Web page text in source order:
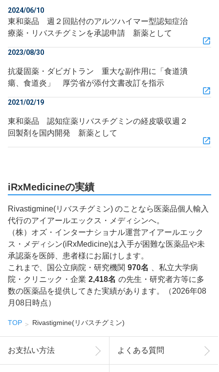
2024/06/10
東和薬品 週２回貼付のアルツハイマー型認知症治
療薬・リバスチグミンを承認申請 新薬として
2023/08/30
抗凝固薬・ダビガトラン 重大な副作用に「食道潰
瘍、食道炎」 厚労省が添付文書改訂を指示
2021/02/19
東和薬品 認知症薬リバスチグミンの経皮吸収週２
回製剤を国内開発 新薬として
iRxMedicineの実績
Rivastigmine(リバスチグミン) のことなら医薬品個人輸入
代行のアイアールエックス・メディシンへ。
（株）オズ・インターナショナル運営アイアールエック
ス・メディシン(iRxMedicine)は入手が困難な医薬品や未
承認薬を医師、患者様にお届けします。
これまで、国公立病院・研究機関 970名
、私立大学病
院・クリニック・企業 2,418名 の先生・研究者方等に多
数の医薬品を提供してきた実績があります。（2026年08
月08日時点）
TOP Rivastigmine(リバスチグミン)
お支払い方法 よくある質問